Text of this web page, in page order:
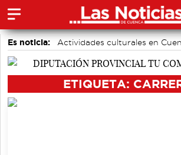
Es noticia:
Actividades culturales en
Área de Deportes
ETIQUETA: